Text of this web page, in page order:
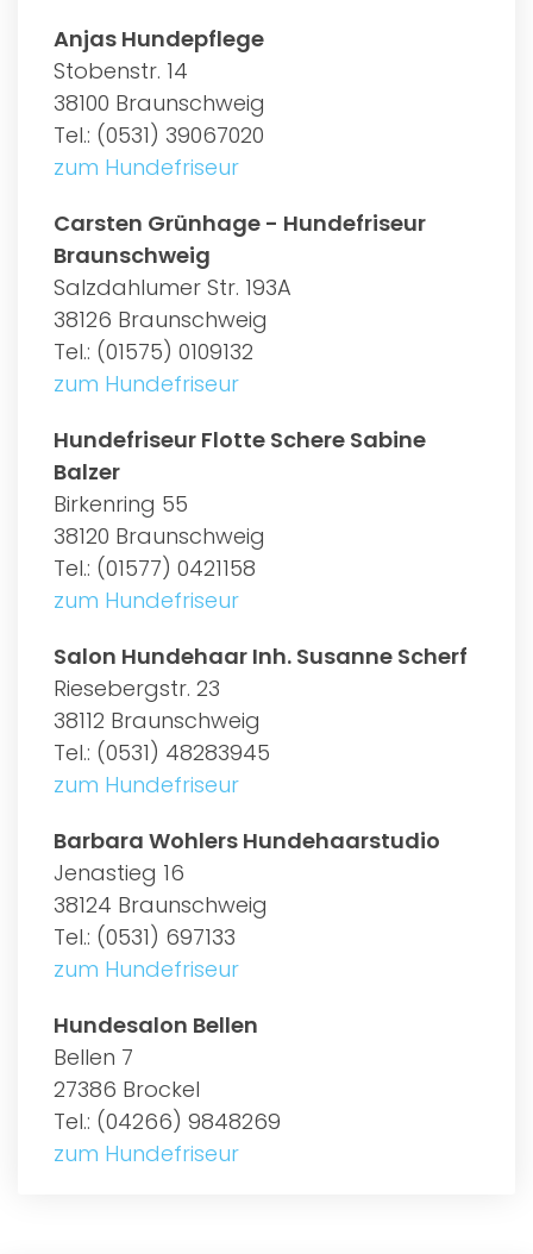
Anjas Hundepflege
Stobenstr. 14
38100 Braunschweig
Tel.: (0531) 39067020
zum Hundefriseur
Carsten Grünhage - Hundefriseur
Braunschweig
Salzdahlumer Str. 193A
38126 Braunschweig
Tel.: (01575) 0109132
zum Hundefriseur
Hundefriseur Flotte Schere Sabine
Balzer
Birkenring 55
38120 Braunschweig
Tel.: (01577) 0421158
zum Hundefriseur
Salon Hundehaar Inh. Susanne Scherf
Riesebergstr. 23
38112 Braunschweig
Tel.: (0531) 48283945
zum Hundefriseur
Barbara Wohlers Hundehaarstudio
Jenastieg 16
38124 Braunschweig
Tel.: (0531) 697133
zum Hundefriseur
Hundesalon Bellen
Bellen 7
27386 Brockel
Tel.: (04266) 9848269
zum Hundefriseur